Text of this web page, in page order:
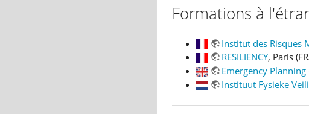
Formations à
Institut des Risques
RESILIENCY, Paris
Emergency Planning
Instituut Fysieke